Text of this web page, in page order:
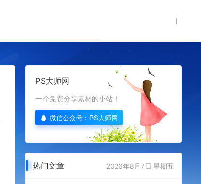
PS大师网
一个免费分享素材的小站！
微信公众号：PS大师网
热门文章 2026年8月7日 星期五